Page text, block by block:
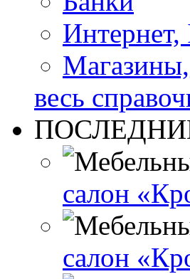
Интернет,
весь
салон
салон